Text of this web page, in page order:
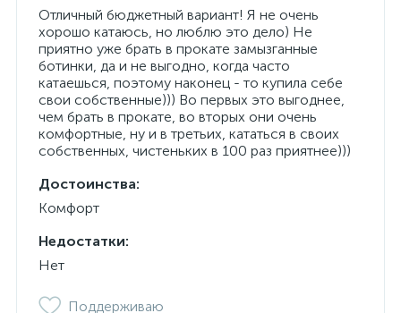
Отличный бюджетный вариант! Я не очень
хорошо катаюсь, но люблю это дело) Не
приятно уже брать в прокате замызганные
ботинки, да и не выгодно, когда часто
катаешься, поэтому наконец - то купила себе
свои собственные))) Во первых это выгоднее,
чем брать в прокате, во вторых они очень
комфортные, ну и в третьих, кататься в своих
собственных, чистеньких в 100 раз приятнее)))
Достоинства:
Комфорт
Недостатки:
Нет
Поддерживаю